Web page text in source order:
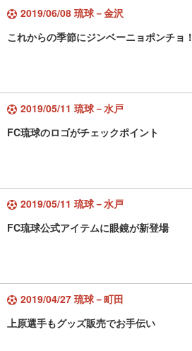
2019/06/08 琉球－金沢
これからの季節にジンベーニョポンチョ！
2019/05/11 琉球－水戸
FC琉球のロゴがチェックポイント
2019/05/11 琉球－水戸
FC琉球公式アイテムに眼鏡が新登場
2019/04/27 琉球－町田
上原選手もグッズ販売でお手伝い